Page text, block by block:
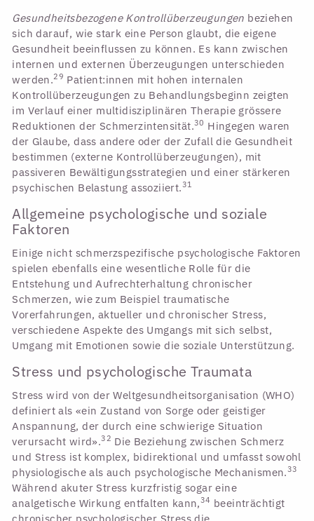
Gesundheitsbezogene Kontrollüberzeugungen beziehen
sich darauf, wie stark eine Person glaubt, die eigene
Gesundheit beeinflussen zu können. Es kann zwischen
internen und externen Überzeugungen unterschieden
werden.29 Patient:innen mit hohen internalen
Kontrollüberzeugungen zu Behandlungsbeginn zeigten
im Verlauf einer multidisziplinären Therapie grössere
Reduktionen der Schmerzintensität.30 Hingegen waren
der Glaube, dass andere oder der Zufall die Gesundheit
bestimmen (externe Kontrollüberzeugungen), mit
passiveren Bewältigungsstrategien und einer stärkeren
psychischen Belastung assoziiert.31
Allgemeine psychologische und soziale
Faktoren
Einige nicht schmerzspezifische psychologische Faktoren
spielen ebenfalls eine wesentliche Rolle für die
Entstehung und Aufrechterhaltung chronischer
Schmerzen, wie zum Beispiel traumatische
Vorerfahrungen, aktueller und chronischer Stress,
verschiedene Aspekte des Umgangs mit sich selbst,
Umgang mit Emotionen sowie die soziale Unterstützung.
Stress und psychologische Traumata
Stress wird von der Weltgesundheitsorganisation (WHO)
definiert als «ein Zustand von Sorge oder geistiger
Anspannung, der durch eine schwierige Situation
verursacht wird».32 Die Beziehung zwischen Schmerz
und Stress ist komplex, bidirektional und umfasst sowohl
physiologische als auch psychologische Mechanismen.33
Während akuter Stress kurzfristig sogar eine
analgetische Wirkung entfalten kann,34 beeinträchtigt